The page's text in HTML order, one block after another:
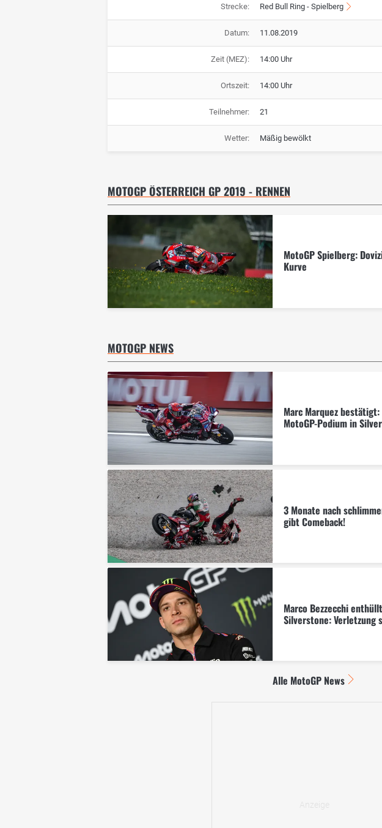
Strecke: Red Bull Ring - Spielberg
Datum: 11.08.2019
Zeit (MEZ): 14:00 Uhr
Ortszeit: 14:00 Uhr
Teilnehmer: 21
Wetter: Mäßig bewölkt
MOTOGP ÖSTERREICH GP 2019 - RENNEN
MotoGP Spielberg:
Kurve
MOTOGP NEWS
Marc Marquez
MotoGP-Podium in
3 Monate nach
gibt Comeback!
Marco Bezzecchi
Silverstone: Verletzung
Alle MotoGP News